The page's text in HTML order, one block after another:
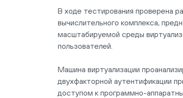
В ходе тестирования проверена
вычислительного комплекса,
масштабируемой среды
пользователей.
Машина виртуализации
двухфакторной аутентификации
доступом к программно-